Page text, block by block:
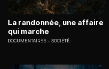
La randonnée, une affaire
qui marche
DOCUMENTAIRES SOCIÉTÉ